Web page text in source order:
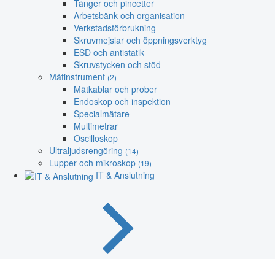
Tänger och pincetter
Arbetsbänk och organisation
Verkstadsförbrukning
Skruvmejslar och öppningsverktyg
ESD och antistatik
Skruvstycken och stöd
Mätinstrument (2)
Mätkablar och prober
Endoskop och inspektion
Specialmätare
Multimetrar
Oscilloskop
Ultraljudsrengöring (14)
Lupper och mikroskop (19)
IT & Anslutning